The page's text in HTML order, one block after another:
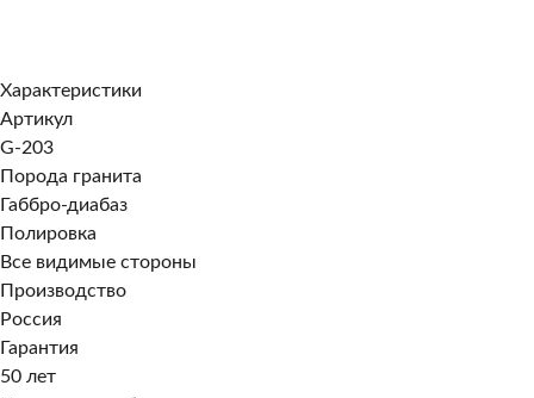
Характеристики
Артикул
G-203
Порода гранита
Габбро-диабаз
Полировка
Все видимые стороны
Производство
Россия
Гарантия
50 лет